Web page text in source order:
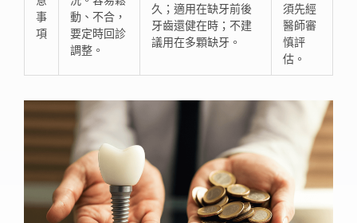
事
項
動、不合，
要定時回診
調整。
久；適用在缺牙前後
牙齒還健在時；不建
議用在多顆缺牙。
須先經
醫師審
慎評
估。